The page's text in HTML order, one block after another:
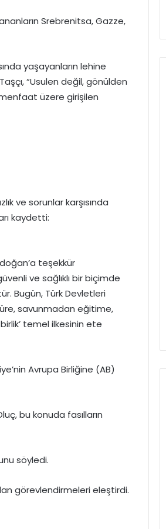
Srebrenitsa, Gazze,
yaşayanların lehine
“Usulen değil, gönülden
menfaat üzere girişilen
ve sorunlar karşısında
kaydetti:
teşekkür
ve sağlıklı bir biçimde
Bugün, Türk Devletleri
savunmadan eğitime,
temel ilkesinin ete
Avrupa Birliğine (AB)
bu konuda fasılların
söyledi.
görevlendirmeleri eleştirdi.